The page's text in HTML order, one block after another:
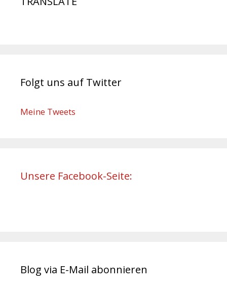
Folgt uns auf Twitter
Meine Tweets
Unsere Facebook-Seite:
Blog via E-Mail abonnieren